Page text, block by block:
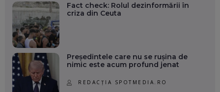
Fact check: Rolul dezinformării în
criza din Ceuta
Președintele care nu se rușina de
nimic este acum profund jenat
REDACȚIA SPOTMEDIA.RO